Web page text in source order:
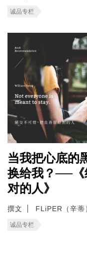
诚品专栏
当我把心底的
换给我？──《
对的人》
撰文 FLiPER（辛蒂
诚品专栏